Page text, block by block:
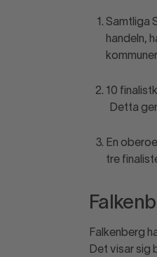
Samtliga
handeln,
10
Detta
En
tre
Falkenberg
Det visar sig